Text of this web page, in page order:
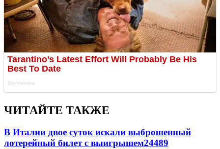
ЧИТАЙТЕ ТАКЖЕ
В Италии двое суток искали выброшенный
лотерейный билет с выигрышем24489